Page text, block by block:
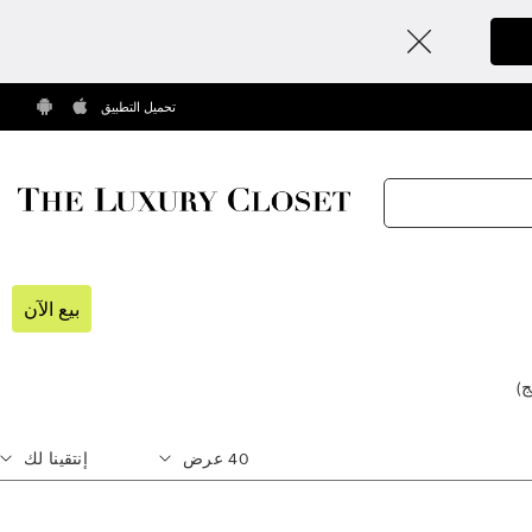
تحميل التطبيق
بيع الآن
)
40 عرض إنتقينا لك